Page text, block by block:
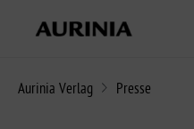
Aurinia Verlag Presse